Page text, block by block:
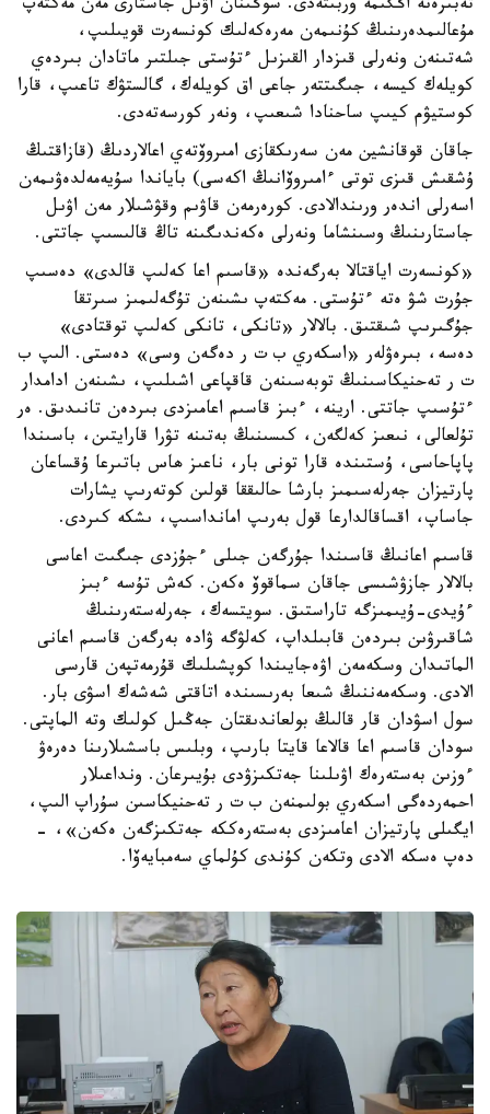
تەبىرەنە اڭگىمە وربىتەدى. سوڭىنان اۋىل جاستارى مەن مەكتەپ
مۇعالىمدەرىنىڭ كۇنىمەن مەرەكەلىك كونسەرت قويىلىپ،
شەتىنەن ونەرلى قىزدار القىزىل ءتۇستى جىلتىر ماتادان بىردەي
كويلەك كيسە، جىگىتتەر جاعى اق كويلەك، گالستۋك تاعىپ، قارا
كوستيۋم كيىپ ساحنادا شىعىپ، ونەر كورسەتەدى.
جاقان قوقانشين مەن سەرىكقازى امىروۆتەي اعالاردىڭ (قازاقتىڭ
ۇشقىش قىزى توتى ءامىروۆانىڭ اكەسى) باياندا سۇيەمەلدەۋىمەن
اسەرلى اندەر ورىندالادى. كورەرمەن قاۋىم وقۋشىلار مەن اۋىل
جاستارىنىڭ وسىنشاما ونەرلى ەكەندىگىنە تاڭ قالىسىپ جاتتى.
«كونسەرت اياقتالا بەرگەندە «قاسىم اعا كەلىپ قالدى» دەسىپ
جۇرت شۋ ەتە ءتۇستى. مەكتەپ ىشىنەن تۇگەلىمىز سىرتقا
جۇگىرىپ شىقتىق. بالالار «تانكى، تانكى كەلىپ توقتادى»
دەسە، بىرەۋلەر «اسكەري ب ت ر دەگەن وسى» دەستى. الىپ ب
ت ر تەحنيكاسىنىڭ توبەسىنەن قاقپاعى اشىلىپ، ىشىنەن ادامدار
ءتۇسىپ جاتتى. ارينە، ءبىز قاسىم اعامىزدى بىردەن تانىدىق. ەر
تۇلعالى، نىعىز كەلگەن، كىسىنىڭ بەتىنە تۋرا قارايتىن، باسىندا
پاپاحاسى، ۇستىندە قارا تونى بار، ناعىز ھاس باتىرعا ۇقساعان
پارتيزان جەرلەسىمىز بارشا حالىققا قولىن كوتەرىپ يشارات
جاساپ، اقساقالدارعا قول بەرىپ امانداسىپ، ىشكە كىردى.
قاسىم اعانىڭ قاسىندا جۇرگەن جىلى ءجۇزدى جىگىت اعاسى
بالالار جازۋشىسى جاقان سماقوۆ ەكەن. كەش تۇسە ءبىز
ءۇيدى-ۇيىمىزگە تاراستىق. سويتسەك، جەرلەستەرىنىڭ
شاقىرۋىن بىردەن قابىلداپ، كەلۋگە ۋادە بەرگەن قاسىم اعانى
الماتىدان وسكەمەن اۋەجايىندا كوپشىلىك قۇرمەتپەن قارسى
الادى. وسكەمەننىڭ شىعا بەرىسىندە اتاقتى شەشەك اسۋى بار.
سول اسۋدان قار قالىڭ بولعاندىقتان جەڭىل كولىك وتە الماپتى.
سودان قاسىم اعا قالاعا قايتا بارىپ، وبلىس باسشىلارىنا دەرەۋ
ءوزىن بەستەرەك اۋىلىنا جەتكىزۋدى بۇيىرعان. ونداعىلار
احمەردەگى اسكەري بولىمنەن ب ت ر تەحنيكاسىن سۇراپ الىپ،
ايگىلى پارتيزان اعامىزدى بەستەرەككە جەتكىزگەن ەكەن»، -
دەپ ەسكە الادى وتكەن كۇندى كۇلماي سەمبايەۆا.